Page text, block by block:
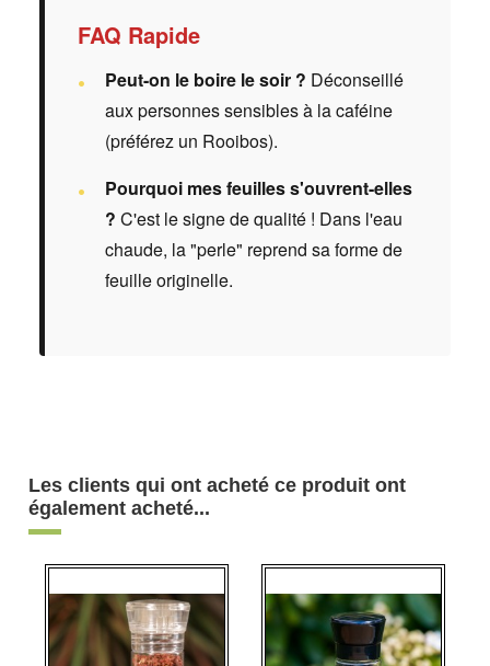
FAQ Rapide
Peut-on le boire le soir ? Déconseillé
aux personnes sensibles à la caféine
(préférez un Rooibos).
Pourquoi mes feuilles s'ouvrent-elles
? C'est le signe de qualité ! Dans l'eau
chaude, la "perle" reprend sa forme de
feuille originelle.
Les clients qui ont acheté ce produit ont
également acheté...